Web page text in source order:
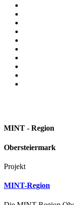
MINT - Region
Obersteiermark
Projekt
MINT-Region